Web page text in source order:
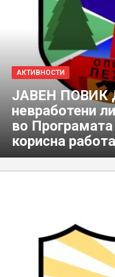
АКТИВНОСТИ
JABЕН ПОВИК
невработени
во
корисна работа